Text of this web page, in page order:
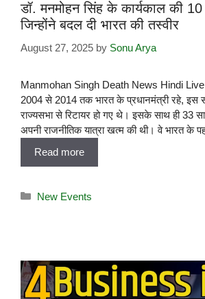
डॉ. मनमोहन सिंह के कार्यकाल की 10
जिन्होंने बदल दी भारत की तस्वीर
August 27, 2025 by Sonu Arya
Manmohan Singh Death News Hindi Live:
2004 से 2014 तक भारत के प्रधानमंत्री रहे,
राज्यसभा से रिटायर हो गए थे। इसके साथ ही 33
अपनी राजनीतिक यात्रा खत्म की थी। वे भारत
Read more
New Events